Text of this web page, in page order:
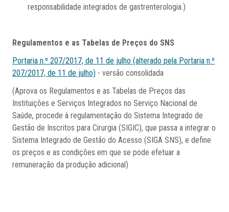
responsabilidade integrados de gastrenterologia.)
Regulamentos e as Tabelas de Preços do SNS
Portaria n.º 207/2017, de 11 de julho (alterado pela Portaria n.º
207/2017, de 11 de julho) - versão consolidada
(Aprova os Regulamentos e as Tabelas de Preços das
Instituições e Serviços Integrados no Serviço Nacional de
Saúde, procede à regulamentação do Sistema Integrado de
Gestão de Inscritos para Cirurgia (SIGIC), que passa a integrar o
Sistema Integrado de Gestão do Acesso (SIGA SNS), e define
os preços e as condições em que se pode efetuar a
remuneração da produção adicional)